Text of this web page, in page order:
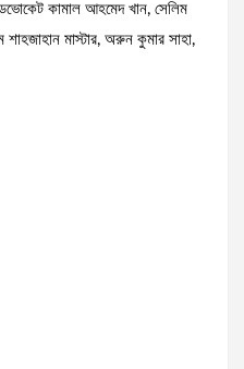
কামাল আহমেদ খান, সেলিম
মাস্টার, অরুন কুমার সাহা,